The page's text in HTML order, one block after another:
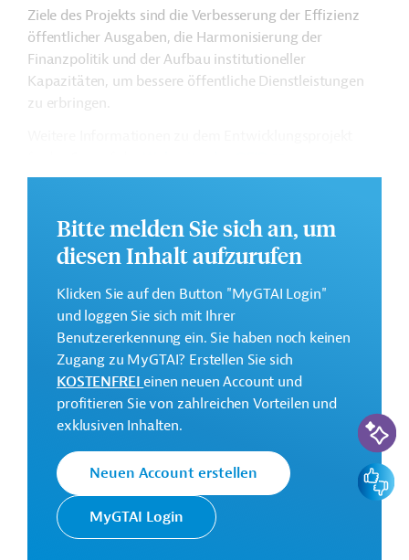
Ziele des Projekts sind die Verbesserung der Effizienz
öffentlicher Ausgaben, die Harmonisierung der
Finanzpolitik und der Aufbau institutioneller
Kapazitäten, um bessere öffentliche Dienstleistungen
zu erbringen.
Kontaktadresse
OPEC Fonds
Finanzierung von Entwicklungshilfe
gegründet.
Bitte melden Sie sich an, um
diesen Inhalt aufzurufen
Klicken Sie auf den Button "MyGTAI Login"
und loggen Sie sich mit Ihrer
Benutzererkennung ein. Sie haben noch keinen
Zugang zu MyGTAI? Erstellen Sie sich
KOSTENFREIeinen neuen Account und
profitieren Sie von zahlreichen Vorteilen und
exklusiven Inhalten.
Neuen Account erstellen
MyGTAI Login
KI-